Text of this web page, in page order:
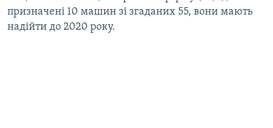
призначені 10 машин зі згаданих 55, вони мають
надійти до 2020 року.